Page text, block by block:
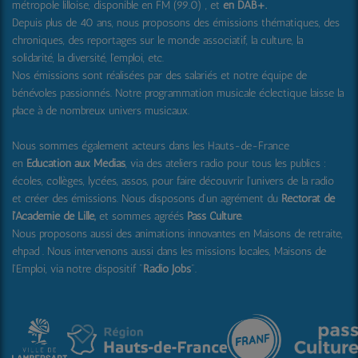
métropole lilloise, disponible en FM (99.0) , et en DAB+.
Depuis plus de 40 ans, nous proposons des émissions thématiques, des
chroniques, des reportages sur le monde associatif, la culture, la
solidarité, la diversité, l'emploi, etc.
Nos émissions sont réalisées par des salariés et notre équipe de
bénévoles passionnés. Notre programmation musicale éclectique laisse la
place à de nombreux univers musicaux.
Nous sommes également acteurs dans les Hauts-de-France
en Education aux Médias, via des ateliers radio pour tous les publics :
écoles, collèges, lycées, assos, pour faire découvrir l'univers de la radio
et créer des émissions. Nous disposons d'un agrément du Rectorat de
l'Académie de Lille, et sommes agréés Pass Culture.
Nous proposons aussi des animations innovantes en Maisons de retraite,
ehpad . Nous intervenons aussi dans les missions locales, Maisons de
l'Emploi, via notre dispositif "Radio Jobs".